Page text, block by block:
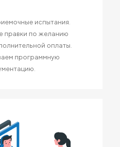
испытания.
правки по желанию
оплаты.
программную